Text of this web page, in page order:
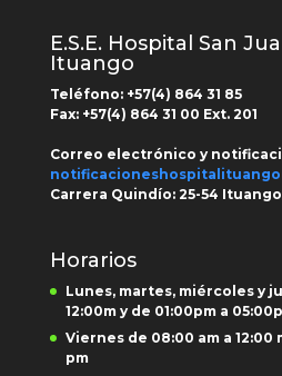
E.S.E. Hospital San
Ituango
Teléfono: +57(4) 864 31 85
Fax: +57(4) 864 31 00 Ext.201
Correo electrónico y
Carrera Quindío:25-54
Horarios
Lunes, martes, miércoles y
12:00m y de 01:00pm a
Viernes de 08:00 am a 12:00
pm